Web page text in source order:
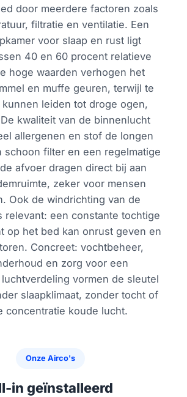
door meerdere factoren zoals
filtratie en ventilatie. Een
voor slaap en rust ligt
40 en 60 procent relatieve
hoge waarden verhogen het
en muffe geuren, terwijl te
kunnen leiden tot droge ogen,
kwaliteit van de binnenlucht
allergenen en stof de longen
schoon filter en een regelmatige
afvoer dragen direct bij aan
zeker voor mensen
Ook de windrichting van de
relevant: een constante tochtige
op het bed kan onrust geven en
Concreet: vochtbeheer,
en zorg voor een
vormen de sleutel
slaapklimaat, zonder tocht of
concentratie koude lucht.
Onze Airco's
in geïnstalleerd